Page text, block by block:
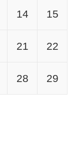
14 15
21 22
28 29